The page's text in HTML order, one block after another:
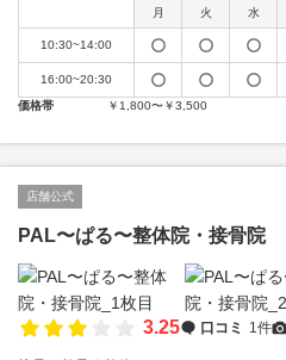
月
火 水
10:30~14:00
16:00~20:30
価格帯
￥1,800〜￥3,500
店舗公式
PAL〜ぱる〜整体院・接骨院
3.25 口コミ 1件